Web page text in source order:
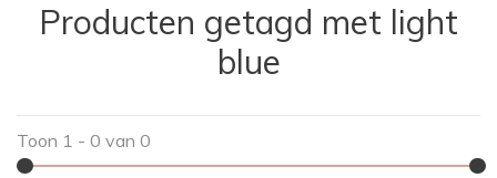
Producten getagd met light
blue
Toon 1 - 0 van 0